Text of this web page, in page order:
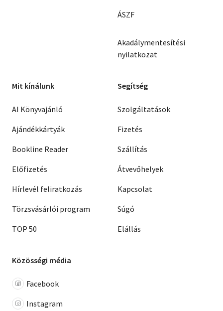
ÁSZF
Akadálymentesítési
nyilatkozat
Mit kínálunk
AI Könyvajánló
Ajándékkártyák
Bookline Reader
Előfizetés
Hírlevél feliratkozás
Törzsvásárlói program
TOP 50
Segítség
Szolgáltatások
Fizetés
Szállítás
Átvevőhelyek
Kapcsolat
Súgó
Elállás
Közösségi média
Facebook
Instagram